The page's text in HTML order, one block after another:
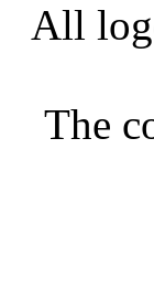
All
The